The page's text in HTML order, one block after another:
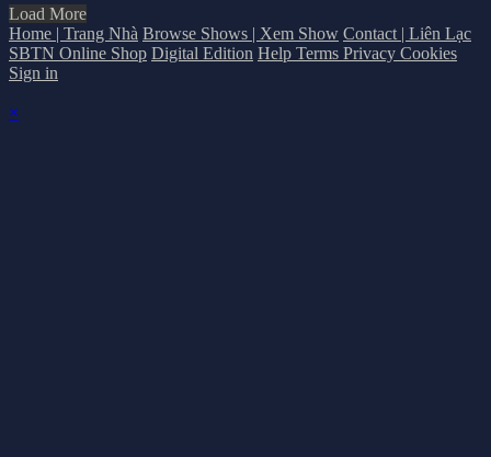
Load More
Home | Trang Nhà Browse Shows | Xem Show Contact | Liên Lạc
SBTN Online Shop Digital Edition Help Terms Privacy Cookies
Sign in
×